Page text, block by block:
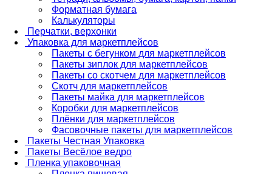
Форматная бумага
Калькуляторы
Перчатки, верхонки
Упаковка для маркетплейсов
Пакеты с бегунком для маркетплейсов
Пакеты зиплок для маркетплейсов
Пакеты со скотчем для маркетплейсов
Скотч для маркетплейсов
Пакеты майка для маркетплейсов
Коробки для маркетплейсов
Плёнки для маркетплейсов
Фасовочные пакеты для маркетплейсов
Пакеты Честная Упаковка
Пакеты Весёлое ведро
Пленка упаковочная